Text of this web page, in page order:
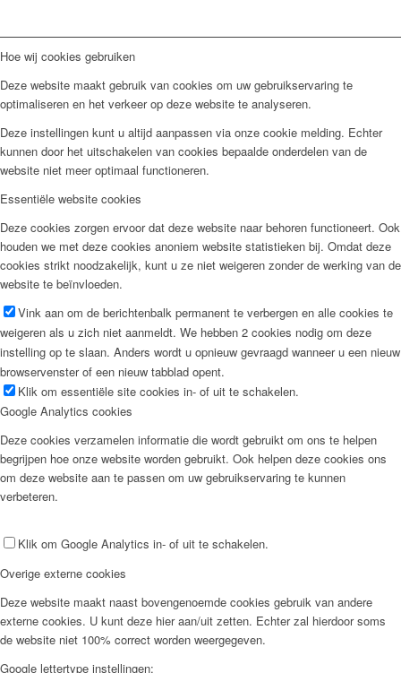
Hoe wij cookies gebruiken
Deze website maakt gebruik van cookies om uw gebruikservaring te
optimaliseren en het verkeer op deze website te analyseren.
Deze instellingen kunt u altijd aanpassen via onze cookie melding. Echter
kunnen door het uitschakelen van cookies bepaalde onderdelen van de
website niet meer optimaal functioneren.
Essentiële website cookies
Deze cookies zorgen ervoor dat deze website naar behoren functioneert. Ook
houden we met deze cookies anoniem website statistieken bij. Omdat deze
cookies strikt noodzakelijk, kunt u ze niet weigeren zonder de werking van de
website te beïnvloeden.
Vink aan om de berichtenbalk permanent te verbergen en alle cookies te
weigeren als u zich niet aanmeldt. We hebben 2 cookies nodig om deze
instelling op te slaan. Anders wordt u opnieuw gevraagd wanneer u een nieuw
browservenster of een nieuw tabblad opent.
Klik om essentiële site cookies in- of uit te schakelen.
Google Analytics cookies
Deze cookies verzamelen informatie die wordt gebruikt om ons te helpen
begrijpen hoe onze website worden gebruikt. Ook helpen deze cookies ons
om deze website aan te passen om uw gebruikservaring te kunnen
verbeteren.
Klik om Google Analytics in- of uit te schakelen.
Overige externe cookies
Deze website maakt naast bovengenoemde cookies gebruik van andere
externe cookies. U kunt deze hier aan/uit zetten. Echter zal hierdoor soms
de website niet 100% correct worden weergegeven.
Google lettertype instellingen: